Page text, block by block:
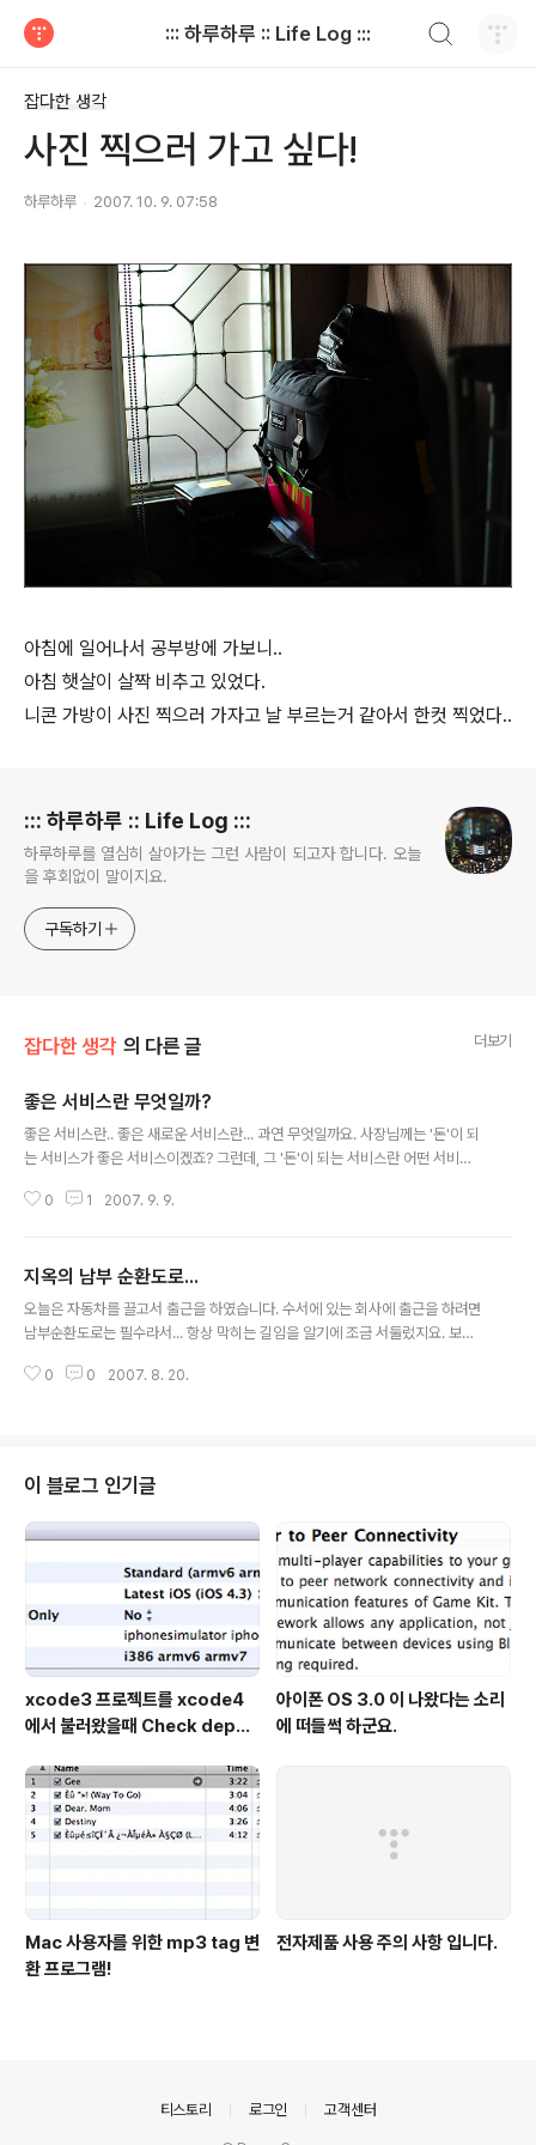
::: 하루하루 :: Life Log :::
잡다한 생각
사진 찍으러 가고 싶다!
하루하루 2007. 10. 9. 07:58
아침에 일어나서 공부방에 가보니..
아침 햇살이 살짝 비추고 있었다.
니콘 가방이 사진 찍으러 가자고 날 부르는거 같아서 한컷 찍었다..
::: 하루하루 :: Life Log :::
하루하루를 열심히 살아가는 그런 사람이 되고자 합니다. 오늘
을 후회없이 말이지요.
구독하기
잡다한 생각 의 다른 글 더보기
좋은 서비스란 무엇일까?
좋은 서비스란.. 좋은 새로운 서비스란... 과연 무엇일까요. 사장님께는 '돈'이 되
는 서비스가 좋은 서비스이겠죠? 그런데, 그 '돈'이 되는 서비스란 어떤 서비스
잖아요 그렇다면 범위는 " 재미있는 서비스 < 돈이 되는서비스 " 이렇게 되는건
이되는 재미있는 서비스 인가요? ㅋㅋㅋ 이상 잡담. ^^
0 1 2007. 9. 9.
지옥의 남부 순환도로...
오늘은 자동차를 끌고서 출근을 하였습니다. 수서에 있는 회사에 출근을 하려면
남부순환도로는 필수라서... 항상 막히는 길임을 알기에 조금 서둘렀지요. 보통
이에요.. 평소보다 30분정도 이른 6시 45분 정도에 출발을 하였습니다. 그런
0 0 2007. 8. 20.
이 블로그 인기글
xcode3 프로젝트를 xcode4
에서 불러왔을때 Check depen
아이폰 OS 3.0 이 나왔다는 소리
에 떠들썩 하군요.
Mac 사용자를 위한 mp3 tag 변
환 프로그램!
전자제품 사용 주의 사항 입니다.
티스토리 로그인 고객센터